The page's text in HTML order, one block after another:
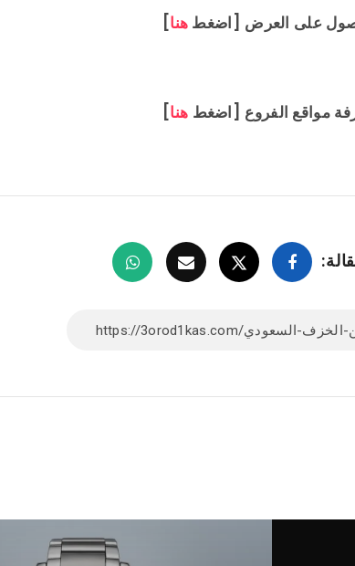
على العرض [اضغط هنا]
مواقع الفروع [اضغط هنا]